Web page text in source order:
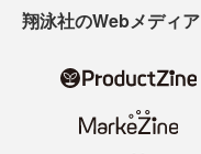
翔泳社のWebメディア